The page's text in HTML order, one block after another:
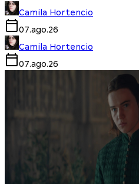
Camila Hortencio
07.ago.26
Camila Hortencio
07.ago.26